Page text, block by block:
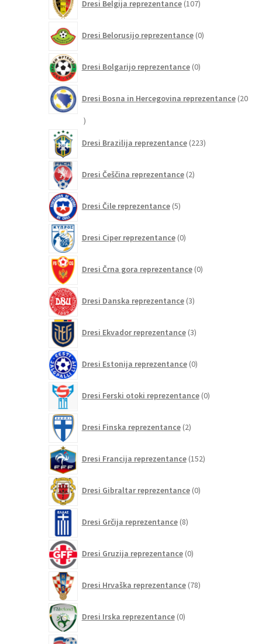
Dresi Belgija reprezentance 107izdelkov
Dresi Belorusijo reprezentance 0izdelkov
Dresi Bolgarijo reprezentance 0izdelkov
Dresi Bosna in Hercegovina reprezentance 20
20
Dresi Brazilija reprezentance 223izdelkov
Dresi Češčina reprezentance 2izdelka
Dresi Čile reprezentance 5izdelkov
Dresi Ciper reprezentance 0izdelkov
Dresi Črna gora reprezentance 0izdelkov
Dresi Danska reprezentance 3izdelki
Dresi Ekvador reprezentance 3izdelki
Dresi Estonija reprezentance 0izdelkov
Dresi Ferski otoki reprezentance 0izdelkov
Dresi Finska reprezentance 2izdelka
Dresi Francija reprezentance 152izdelkov
Dresi Gibraltar reprezentance 0izdelkov
Dresi Grčija reprezentance 8izdelkov
Dresi Gruzija reprezentance 0izdelkov
Dresi Hrvaška reprezentance 78izdelkov
Dresi Irska reprezentance 0izdelkov